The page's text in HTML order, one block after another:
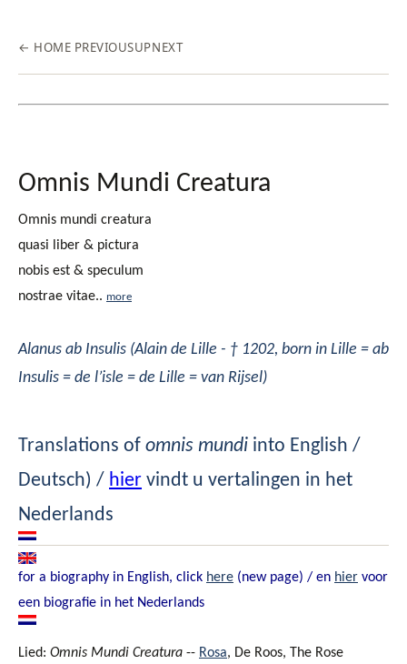
← HOME PREVIOUSUPNEXT
Omnis Mundi Creatura
Omnis mundi creatura
quasi liber & pictura
nobis est & speculum
nostrae vitae.. more
Alanus ab Insulis (Alain de Lille - † 1202, born in Lille = ab
Insulis = de l’isle = de Lille = van Rijsel)
Translations of omnis mundi into English /
Deutsch) / hier vindt u vertalingen in het
Nederlands
for a biography in English, click here (new page) / en hier voor
een biografie in het Nederlands
Lied: Omnis Mundi Creatura -- Rosa, De Roos, The Rose